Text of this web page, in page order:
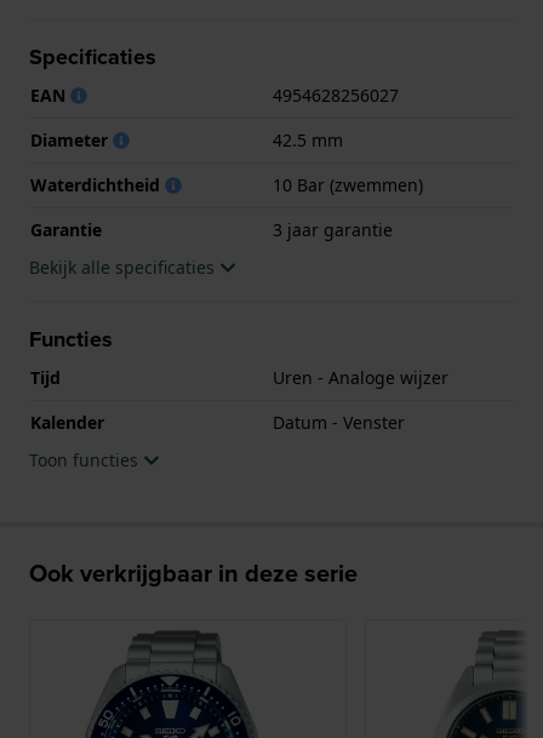
ontworpen armband met afgeronde schakels
draagt bij aan de verfijnde look en feel van het
Specificaties
EAN
4954628256027
Diameter
42.5 mm
Waterdichtheid
10 Bar (zwemmen)
Garantie
3 jaar garantie
Bekijk alle specificaties
Functies
Tijd
Uren - Analoge wijzer
Kalender
Datum - Venster
Toon functies
Ook verkrijgbaar in deze serie